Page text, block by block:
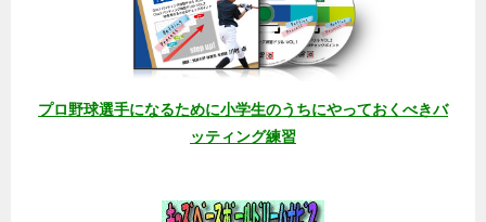
プロ野球選手になるために小学生のうちにやっておくべきバ
ッティング練習